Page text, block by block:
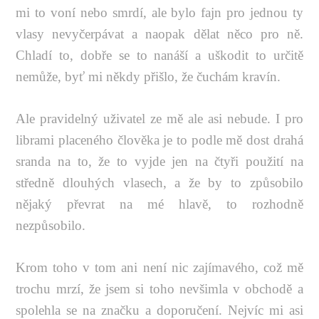
mi to voní nebo smrdí, ale bylo fajn pro jednou ty
vlasy nevyčerpávat a naopak dělat něco pro ně.
Chladí to, dobře se to nanáší a uškodit to určitě
nemůže, byť mi někdy přišlo, že čuchám kravín.
Ale pravidelný uživatel ze mě ale asi nebude. I pro
librami placeného člověka je to podle mě dost drahá
sranda na to, že to vyjde jen na čtyři použití na
středně dlouhých vlasech, a že by to způsobilo
nějaký převrat na mé hlavě, to rozhodně
nezpůsobilo.
Krom toho v tom ani není nic zajímavého, což mě
trochu mrzí, že jsem si toho nevšimla v obchodě a
spolehla se na značku a doporučení. Nejvíc mi asi